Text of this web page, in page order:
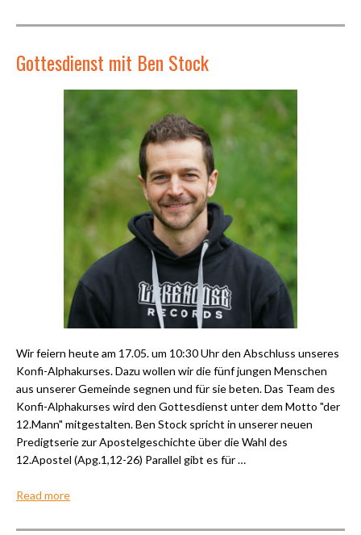
Gottesdienst mit Ben Stock
Wir feiern heute am 17.05. um 10:30 Uhr den Abschluss unseres
Konfi-Alphakurses. Dazu wollen wir die fünf jungen Menschen
aus unserer Gemeinde segnen und für sie beten. Das Team des
Konfi-Alphakurses wird den Gottesdienst unter dem Motto "der
12.Mann" mitgestalten. Ben Stock spricht in unserer neuen
Predigtserie zur Apostelgeschichte über die Wahl des
12.Apostel (Apg.1,12-26) Parallel gibt es für …
Read more